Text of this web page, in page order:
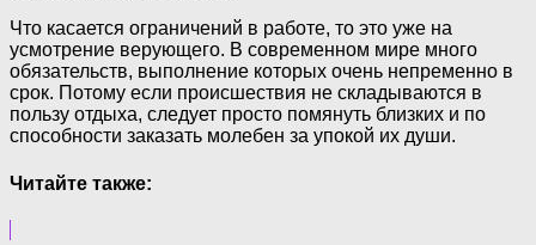
Что касается ограничений в работе, то это уже на
усмотрение верующего. В современном мире много
обязательств, выполнение которых очень непременно в
срок. Потому если происшествия не складываются в
пользу отдыха, следует просто помянуть близких и по
способности заказать молебен за упокой их души.
Читайте также: